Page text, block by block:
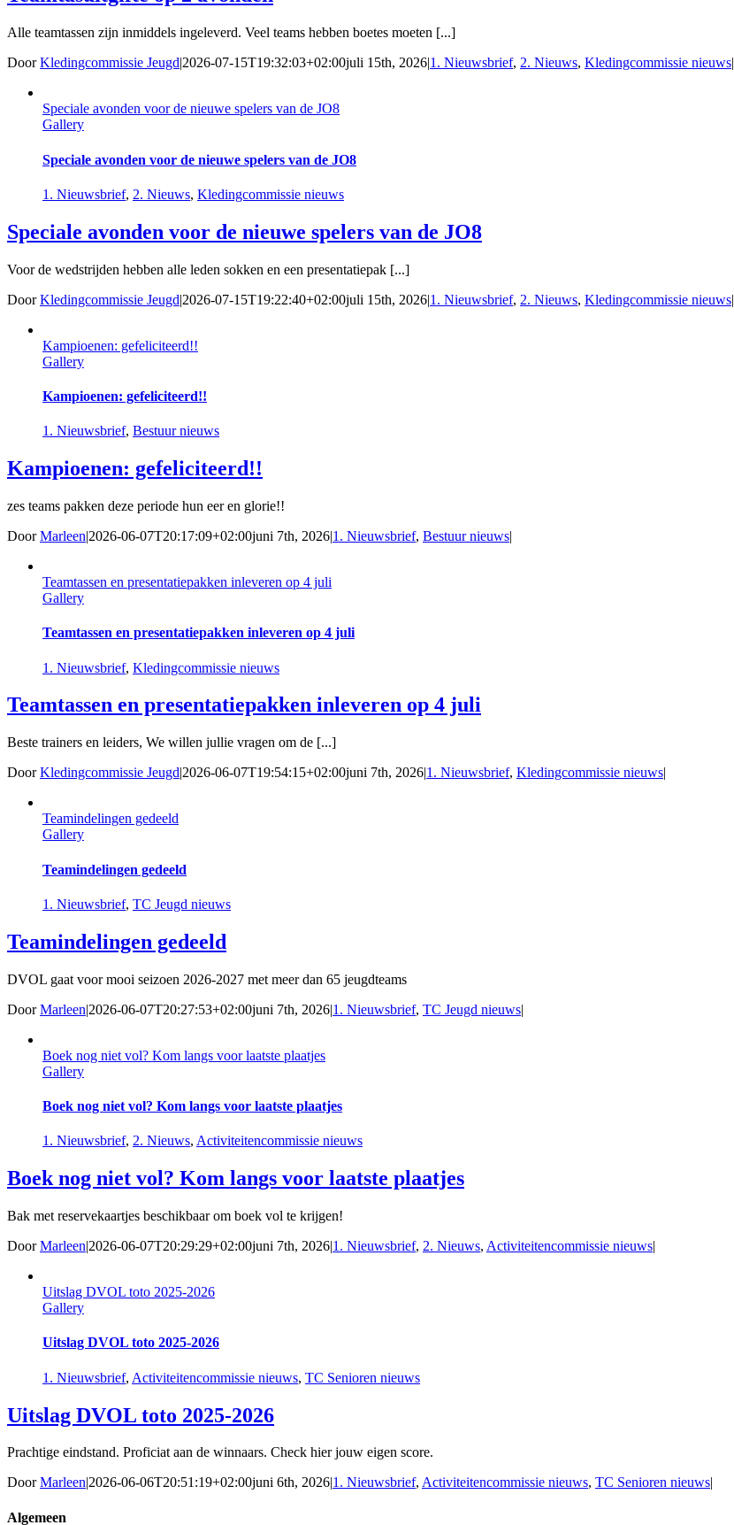
Alle teamtassen zijn inmiddels ingeleverd. Veel teams hebben boetes moeten [...]
DoorKledingcommissie Jeugd|2026-07-15T19:32:03+02:00juli 15th, 2026|1. Nieuwsbrief, 2. Nieuws, Kledingcommissie nieuws|
Speciale avonden voor de nieuwe spelers van de JO8
Gallery
Speciale avonden voor de nieuwe spelers van de JO8
1. Nieuwsbrief, 2. Nieuws, Kledingcommissie nieuws
Speciale avonden voor de nieuwe spelers van de JO8
Voor de wedstrijden hebben alle leden sokken en een presentatiepak [...]
DoorKledingcommissie Jeugd|2026-07-15T19:22:40+02:00juli 15th, 2026|1. Nieuwsbrief, 2. Nieuws, Kledingcommissie nieuws|
Kampioenen: gefeliciteerd!!
Gallery
Kampioenen: gefeliciteerd!!
1. Nieuwsbrief, Bestuur nieuws
Kampioenen: gefeliciteerd!!
zes teams pakken deze periode hun eer en glorie!!
DoorMarleen|2026-06-07T20:17:09+02:00juni 7th, 2026|1. Nieuwsbrief, Bestuur nieuws|
Teamtassen en presentatiepakken inleveren op 4 juli
Gallery
Teamtassen en presentatiepakken inleveren op 4 juli
1. Nieuwsbrief, Kledingcommissie nieuws
Teamtassen en presentatiepakken inleveren op 4 juli
Beste trainers en leiders, We willen jullie vragen om de [...]
DoorKledingcommissie Jeugd|2026-06-07T19:54:15+02:00juni 7th, 2026|1. Nieuwsbrief, Kledingcommissie nieuws|
Teamindelingen gedeeld
Gallery
Teamindelingen gedeeld
1. Nieuwsbrief, TC Jeugd nieuws
Teamindelingen gedeeld
DVOL gaat voor mooi seizoen 2026-2027 met meer dan 65 jeugdteams
DoorMarleen|2026-06-07T20:27:53+02:00juni 7th, 2026|1. Nieuwsbrief, TC Jeugd nieuws|
Boek nog niet vol? Kom langs voor laatste plaatjes
Gallery
Boek nog niet vol? Kom langs voor laatste plaatjes
1. Nieuwsbrief, 2. Nieuws, Activiteitencommissie nieuws
Boek nog niet vol? Kom langs voor laatste plaatjes
Bak met reservekaartjes beschikbaar om boek vol te krijgen!
DoorMarleen|2026-06-07T20:29:29+02:00juni 7th, 2026|1. Nieuwsbrief, 2. Nieuws, Activiteitencommissie nieuws|
Uitslag DVOL toto 2025-2026
Gallery
Uitslag DVOL toto 2025-2026
1. Nieuwsbrief, Activiteitencommissie nieuws, TC Senioren nieuws
Uitslag DVOL toto 2025-2026
Prachtige eindstand. Proficiat aan de winnaars. Check hier jouw eigen score.
DoorMarleen|2026-06-06T20:51:19+02:00juni 6th, 2026|1. Nieuwsbrief, Activiteitencommissie nieuws, TC Senioren nieuws|
Algemeen